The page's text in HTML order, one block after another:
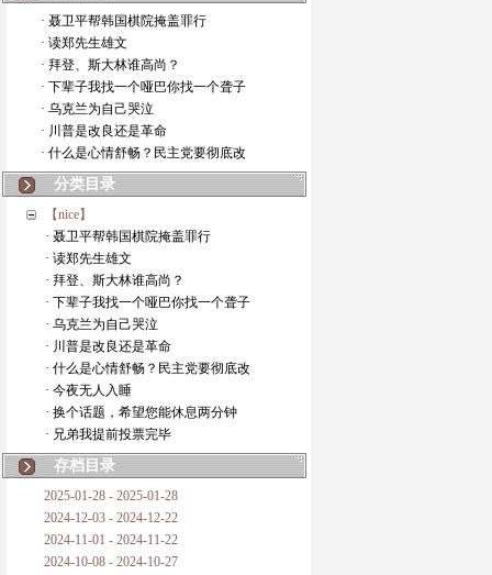
· 聂卫平帮韩国棋院掩盖罪行
· 读郑先生雄文
· 拜登、斯大林谁高尚？
· 下辈子我找一个哑巴你找一个聋子
· 乌克兰为自己哭泣
· 川普是改良还是革命
· 什么是心情舒畅？民主党要彻底改
分类目录
【nice】
· 聂卫平帮韩国棋院掩盖罪行
· 读郑先生雄文
· 拜登、斯大林谁高尚？
· 下辈子我找一个哑巴你找一个聋子
· 乌克兰为自己哭泣
· 川普是改良还是革命
· 什么是心情舒畅？民主党要彻底改
· 今夜无人入睡
· 换个话题，希望您能休息两分钟
· 兄弟我提前投票完毕
存档目录
2025-01-28 - 2025-01-28
2024-12-03 - 2024-12-22
2024-11-01 - 2024-11-22
2024-10-08 - 2024-10-27